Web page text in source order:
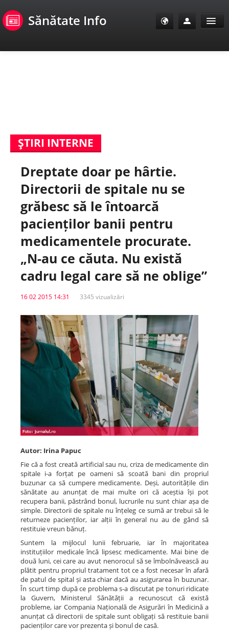
Sănătate Info
E-Sănătate Pacienți
E-Sănătate Medici
E-Sănătate Instituții
Tuberculoza Info
Spitale.MD
Centrul PAS
SanoTeca
ŞTIRI INTERNE
Dreptate doar pe hârtie.
Directorii de spitale nu se
grăbesc să le întoarcă
pacienților banii pentru
medicamentele procurate.
„N-au ce căuta. Nu există
cadru legal care să ne oblige”
16 02 2015 14:31 3345 vizualizări
Autor: Irina Papuc
Fie că a fost creată artificial sau nu, criza de medicamente din
spitale i-a forțat pe oameni să scoată bani din propriul
buzunar ca să cumpere medicamente. Deși, autoritățile din
sănătate au anunțat de mai multe ori că aceștia își pot
recupera banii, păstrând bonul, lucrurile nu sunt chiar așa de
simple. Directorii de spitale nu înțeleg ce sumă ar trebui să le
returneze pacienților, iar alții în general nu au de gând să
restituie vreun bănuț.
Suntem la mijlocul lunii februarie, iar în majoritatea
instituțiilor medicale încă lipsesc medicamente. Mai bine de
două luni, cei care au avut nenorocul să se îmbolnăvească au
plătit pentru propriul tratament tot ce a fost necesar în afară
de patul de spital și asta chiar dacă au asigurarea în buzunar.
În scurt timp după ce problema s-a discutat pe tonuri ridicate
la Guvern, Ministerul Sănătății a recunoscut că există
probleme, iar Compania Națională de Asigurări în Medicină a
anunțat că directorii de spitale sunt obligați să restituie banii
pacienților care vor prezenta și bonul de casă.